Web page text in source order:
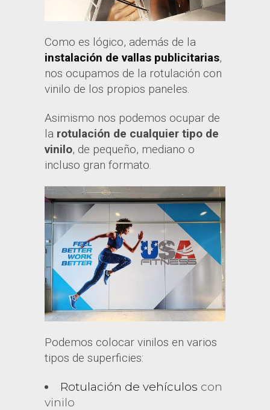
Como es lógico, además de la
instalación de vallas publicitarias,
nos ocupamos de la rotulación con
vinilo de los propios paneles.
Asimismo nos podemos ocupar de
la rotulación de cualquier tipo de
vinilo, de pequeño, mediano o
incluso gran formato.
Podemos colocar vinilos en varios
tipos de superficies:
Rotulación de vehículos con
vinilo